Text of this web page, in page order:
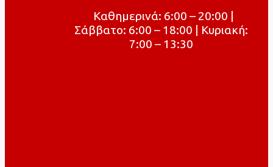
Καθημερινά: 6:00 – 20:00 |
Σάββατο: 6:00 – 18:00 | Κυριακή:
7:00 – 13:30